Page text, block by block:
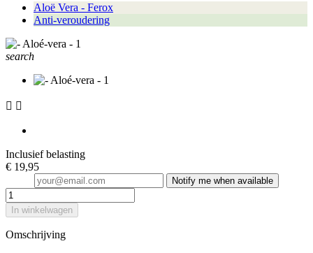
Aloë Vera - Ferox
Anti-veroudering
search
 
Inclusief belasting
€ 19,95
Notify me when available
In winkelwagen
Omschrijving